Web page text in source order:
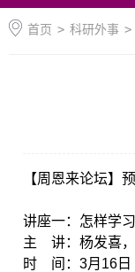
首页 > 科研外事 >
【周恩来论坛】
讲座一：怎样学
主 讲：杨发喜，
时 间：3月16日